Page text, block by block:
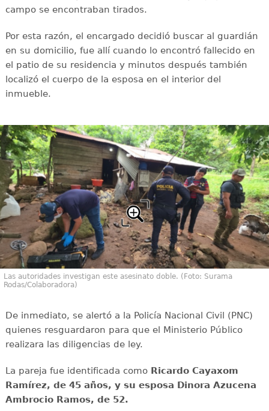
campo se encontraban tirados.
Por esta razón, el encargado decidió buscar al guardián
en su domicilio, fue allí cuando lo encontró fallecido en
el patio de su residencia y minutos después también
localizó el cuerpo de la esposa en el interior del
inmueble.
Las autoridades investigan este asesinato doble. (Foto: Surama
Rodas/Colaboradora)
De inmediato, se alertó a la Policía Nacional Civil (PNC)
quienes resguardaron para que el Ministerio Público
realizara las diligencias de ley.
La pareja fue identificada como Ricardo Cayaxom
Ramírez, de 45 años, y su esposa Dinora Azucena
Ambrocio Ramos, de 52.